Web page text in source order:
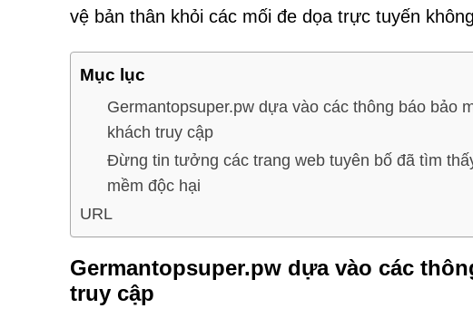
vệ bản thân khỏi các mối đe dọa trực tuyến
Mục lục
Germantopsuper.pw dựa vào các thông báo bảo
khách truy cập
Đừng tin tưởng các trang web tuyên bố đã tìm
mềm độc hại
URL
Germantopsuper.pw dựa vào các
truy cập